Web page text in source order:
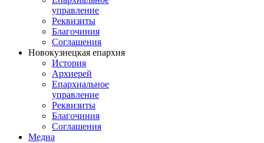
управление
Реквизиты
Благочиния
Соглашения
Новокузнецкая епархия
История
Архиерей
Епархиальное
управление
Реквизиты
Благочиния
Соглашения
Медиа